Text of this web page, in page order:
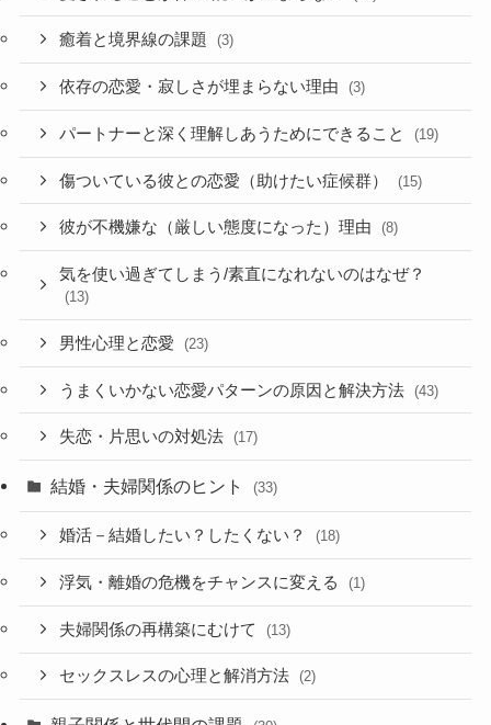
癒着と境界線の課題 (3)
依存の恋愛・寂しさが埋まらない理由 (3)
パートナーと深く理解しあうためにできること (19)
傷ついている彼との恋愛（助けたい症候群） (15)
彼が不機嫌な（厳しい態度になった）理由 (8)
気を使い過ぎてしまう/素直になれないのはなぜ？
(13)
男性心理と恋愛 (23)
うまくいかない恋愛パターンの原因と解決方法 (43)
失恋・片思いの対処法 (17)
結婚・夫婦関係のヒント (33)
婚活－結婚したい？したくない？ (18)
浮気・離婚の危機をチャンスに変える (1)
夫婦関係の再構築にむけて (13)
セックスレスの心理と解消方法 (2)